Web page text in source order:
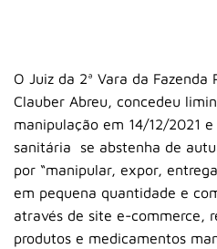
O Juiz da 2ª Vara da
Clauber Abreu, concedeu
manipulação em 14/12/2021
sanitária se abstenha de
por “manipular, expor,
em pequena quantidade e
através de site e-commerce,
produtos e medicamentos